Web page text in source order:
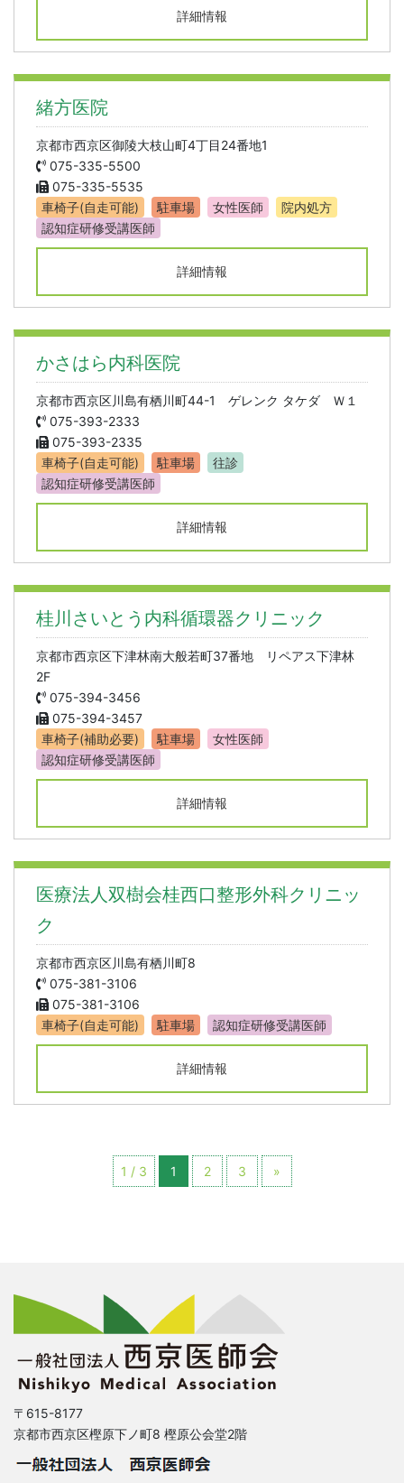
詳細情報
緒方医院
京都市西京区御陵大枝山町4丁目24番地1
075-335-5500
075-335-5535
車椅子(自走可能)
駐車場 女性医師
院内処方
認知症研修受講医師
詳細情報
かさはら内科医院
京都市西京区川島有栖川町44-1 ゲレンク タケダ Ｗ１
075-393-2333
075-393-2335
車椅子(自走可能)
駐車場
往診
認知症研修受講医師
詳細情報
桂川さいとう内科循環器クリニック
京都市西京区下津林南大般若町37番地 リペアス下津林
2F
075-394-3456
075-394-3457
車椅子(補助必要)
駐車場
女性医師
認知症研修受講医師
詳細情報
医療法人双樹会桂西口整形外科クリニッ
ク
京都市西京区川島有栖川町8
075-381-3106
075-381-3106
車椅子(自走可能)
駐車場 認知症研修受講医師
詳細情報
1 / 3 1 2 3 »
〒615-8177
京都市西京区樫原下ノ町8 樫原公会堂2階